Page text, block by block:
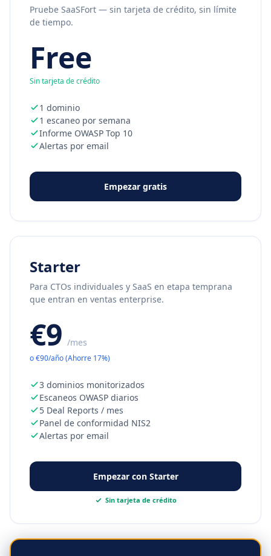
Pruebe SaaSFort — sin tarjeta de crédito, sin límite
de tiempo.
Free
Sin tarjeta de crédito
1 dominio
1 escaneo por semana
Informe OWASP Top 10
Alertas por email
Empezar gratis
Starter
Para CTOs individuales y SaaS en etapa temprana
que entran en ventas enterprise.
€9 /mes
o€90/año(Ahorre 17%)
3 dominios monitorizados
Escaneos OWASP diarios
5 Deal Reports / mes
Panel de conformidad NIS2
Alertas por email
Empezar con Starter
Sin tarjeta de crédito